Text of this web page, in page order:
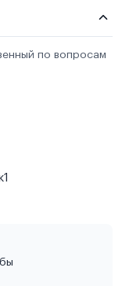
по вопросам